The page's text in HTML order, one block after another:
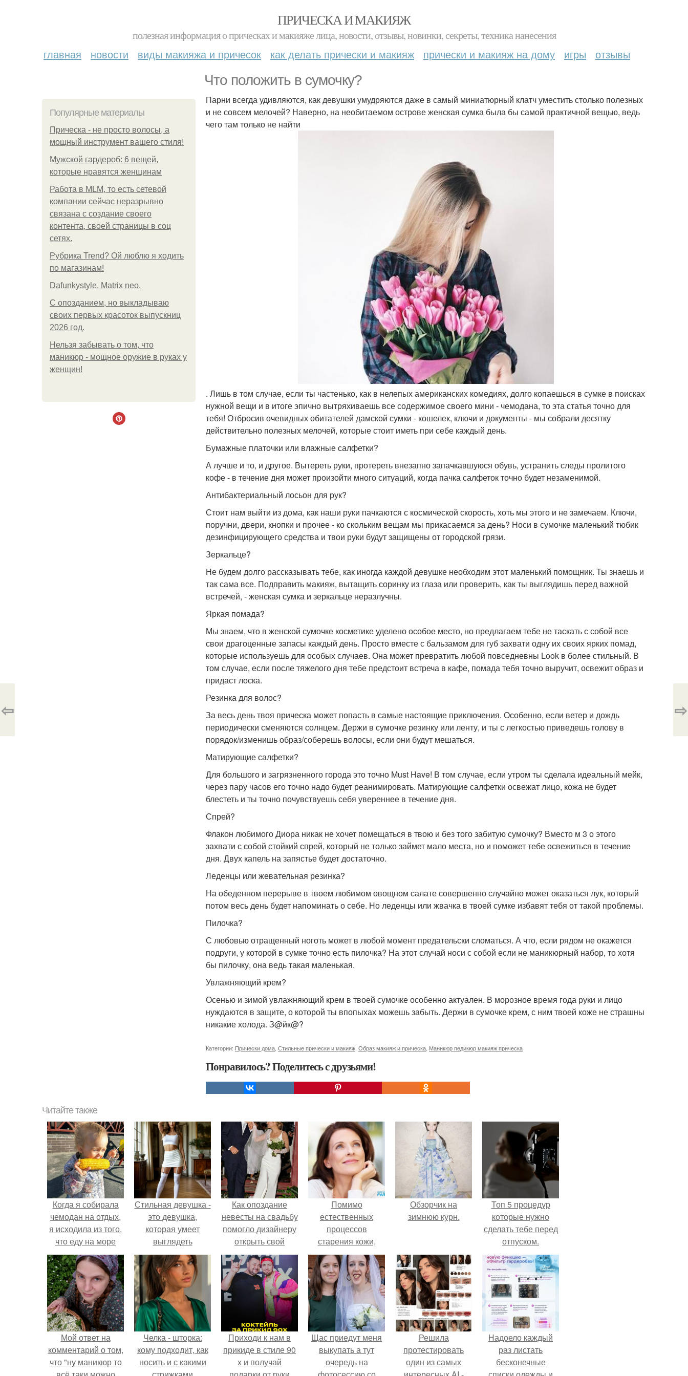
ПРИЧЕСКА И МАКИЯЖ
полезная информация о прическах и макияже лица, новости, отзывы, новинки, секреты, техника нанесения
главная новости виды макияжа и причесок как делать прически и макияж прически и макияж на дому игры отзывы
Что положить в сумочку?
Популярные материалы
Прическа - не просто волосы, а
мощный инструмент вашего стиля!
Мужской гардероб: 6 вещей,
которые нравятся женщинам
Работа в MLM, то есть сетевой
компании сейчас неразрывно
связана с создание своего
контента, своей страницы в соц
сетях.
Рубрика Trend? Ой люблю я ходить
по магазинам!
Dafunkystyle. Matrix neo.
С опозданием, но выкладываю
своих первых красоток выпускниц
2026 год.
Нельзя забывать о том, что
маникюр - мощное оружие в руках у
женщин!
Парни всегда удивляются, как девушки умудряются даже в самый миниатюрный клатч уместить столько полезных
и не совсем мелочей? Наверно, на необитаемом острове женская сумка была бы самой практичной вещью, ведь
чего там только не найти
. Лишь в том случае, если ты частенько, как в нелепых американских комедиях, долго копаешься в сумке в поисках
нужной вещи и в итоге эпично вытряхиваешь все содержимое своего мини - чемодана, то эта статья точно для
тебя! Отбросив очевидных обитателей дамской сумки - кошелек, ключи и документы - мы собрали десятку
действительно полезных мелочей, которые стоит иметь при себе каждый день.
Бумажные платочки или влажные салфетки?
А лучше и то, и другое. Вытереть руки, протереть внезапно запачкавшуюся обувь, устранить следы пролитого
кофе - в течение дня может произойти много ситуаций, когда пачка салфеток точно будет незаменимой.
Антибактериальный лосьон для рук?
Стоит нам выйти из дома, как наши руки пачкаются с космической скорость, хоть мы этого и не замечаем. Ключи,
поручни, двери, кнопки и прочее - ко скольким вещам мы прикасаемся за день? Носи в сумочке маленький тюбик
дезинфицирующего средства и твои руки будут защищены от городской грязи.
Зеркальце?
Не будем долго рассказывать тебе, как иногда каждой девушке необходим этот маленький помощник. Ты знаешь и
так сама все. Подправить макияж, вытащить соринку из глаза или проверить, как ты выглядишь перед важной
встречей, - женская сумка и зеркальце неразлучны.
Яркая помада?
Мы знаем, что в женской сумочке косметике уделено особое место, но предлагаем тебе не таскать с собой все
свои драгоценные запасы каждый день. Просто вместе с бальзамом для губ захвати одну их своих ярких помад,
которые используешь для особых случаев. Она может превратить любой повседневны Look в более стильный. В
том случае, если после тяжелого дня тебе предстоит встреча в кафе, помада тебя точно выручит, освежит образ и
придаст лоска.
Резинка для волос?
За весь день твоя прическа может попасть в самые настоящие приключения. Особенно, если ветер и дождь
периодически сменяются солнцем. Держи в сумочке резинку или ленту, и ты с легкостью приведешь голову в
порядок/изменишь образ/соберешь волосы, если они будут мешаться.
Матирующие салфетки?
Для большого и загрязненного города это точно Must Have! В том случае, если утром ты сделала идеальный мейк,
через пару часов его точно надо будет реанимировать. Матирующие салфетки освежат лицо, кожа не будет
блестеть и ты точно почувствуешь себя увереннее в течение дня.
Спрей?
Флакон любимого Диора никак не хочет помещаться в твою и без того забитую сумочку? Вместо м 3 о этого
захвати с собой стойкий спрей, который не только займет мало места, но и поможет тебе освежиться в течение
дня. Двух капель на запястье будет достаточно.
Леденцы или жевательная резинка?
На обеденном перерыве в твоем любимом овощном салате совершенно случайно может оказаться лук, который
потом весь день будет напоминать о себе. Но леденцы или жвачка в твоей сумке избавят тебя от такой проблемы.
Пилочка?
С любовью отращенный ноготь может в любой момент предательски сломаться. А что, если рядом не окажется
подруги, у которой в сумке точно есть пилочка? На этот случай носи с собой если не маникюрный набор, то хотя
бы пилочку, она ведь такая маленькая.
Увлажняющий крем?
Осенью и зимой увлажняющий крем в твоей сумочке особенно актуален. В морозное время года руки и лицо
нуждаются в защите, о которой ты впопыхах можешь забыть. Держи в сумочке крем, с ним твоей коже не страшны
никакие холода. З@йк@?
Категории: Прически дома Стильные прически и макияж Образ макияж и прическа Маникюр педикюр макияж прическа
Понравилось? Поделитесь с друзьями!
⇦ ⇨
Читайте также
Когда я собирала
чемодан на отдых,
я исходила из того,
что еду на море
одна с двумя
детьми.
Стильная девушка -
это девушка,
которая умеет
выглядеть
привлекательно и
элегантно в любои
ситуации.
Как опоздание
невесты на свадьбу
помогло дизайнеру
открыть свой
бренд.
Помимо
естественных
процессов
старения кожи,
большую опасность
таит в себе
коварный враг -
стресс!
Обзорчик на
зимнюю курн.
Топ 5 процедур
которые нужно
сделать тебе перед
отпуском.
Мой ответ на
комментарий о том,
что "ну маникюр то
Челка - шторка:
кому подходит, как
носить и с какими
Приходи к нам в
прикиде в стиле 90
х и получай
Щас приедут меня
выкупать а тут
очередь на
Решила
протестировать
один из самых
Надоело каждый
раз листать
бесконечные